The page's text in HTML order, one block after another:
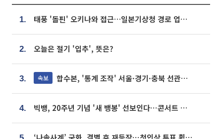
1. 태풍 '돌핀' 오키나와 접근…일본기상청 경로 업데이트
2. 오늘은 절기 '입추', 뜻은?
3. 속보 합수본, '통계 조작' 서울·경기·충북 선관위 등 추가 압수수색
4. 빅뱅, 20주년 기념 '새 뱅봉' 선보인다⋯콘서트 앞두고 팝업 개최